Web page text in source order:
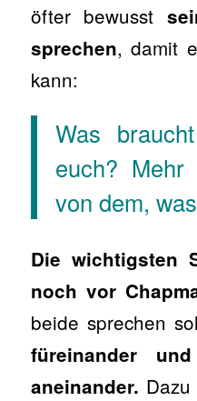
öfter bewusst
sprechen, damit
kann:
Was
euch?
von dem,
Die wichtigsten
noch vor
beide sprechen
füreinander
aneinander.